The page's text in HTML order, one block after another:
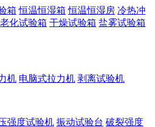
箱 恒温恒湿箱 恒温恒湿房 冷热冲
老化试验箱 干燥试验箱 盐雾试验箱
机 电脑式拉力机 剥离试验机
强度试验机 振动试验台 破裂强度